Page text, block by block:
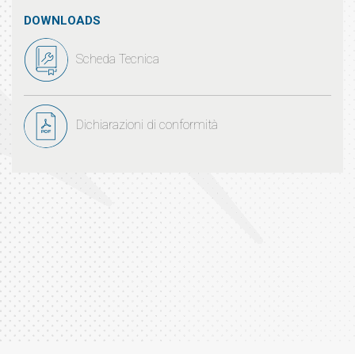
DOWNLOADS
Scheda Tecnica
Dichiarazioni di conformità